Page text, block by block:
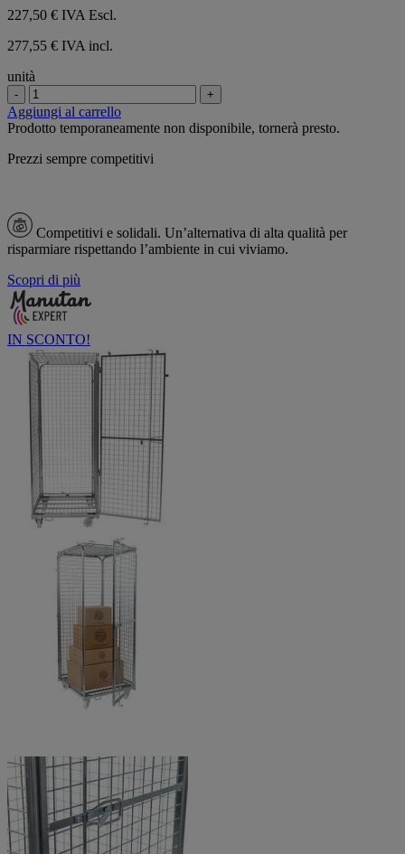
227,50 € IVA Escl.
277,55 € IVA incl.
unità
- +
Aggiungi al carrello
Prodotto temporaneamente non disponibile, tornerà presto.
Prezzi sempre competitivi
Competitivi e solidali. Un’alternativa di alta qualità per
risparmiare rispettando l’ambiente in cui viviamo.
Scopri di più
IN SCONTO!